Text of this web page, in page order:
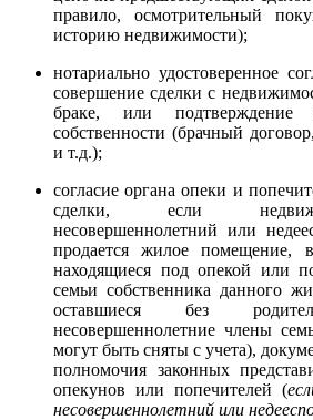
правило, осмотрительный
историю недвижимости);
нотариально удостоверенное
совершение сделки с
браке, или подтверждение
собственности (брачный
и т.д.);
согласие органа опеки и
сделки, если
несовершеннолетний или
продается жилое помещение,
находящиеся под опекой или
семьи собственника данного
оставшиеся без
несовершеннолетние члены
могут быть сняты с учета),
полномочия законных
опекунов или попечителей (
несовершеннолетний или